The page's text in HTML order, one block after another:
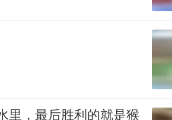
里，最后胜利的就是猴